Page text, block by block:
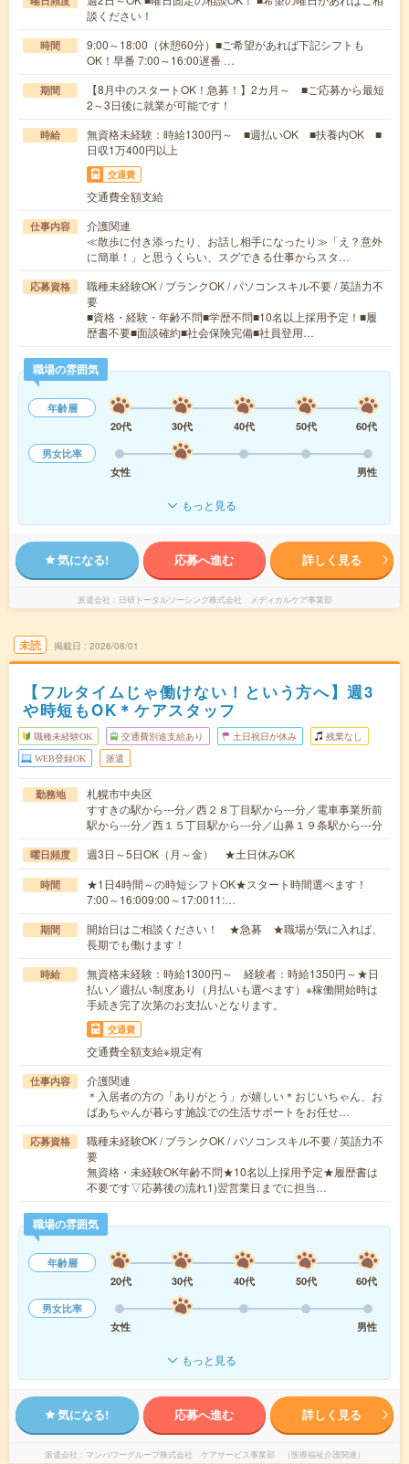
談ください！
時間
9:00～18:00（休憩60分）■ご希望があれば下記シフトも
OK！早番 7:00～16:00遅番 …
期間
【8月中のスタートOK！急募！】2カ月～ ■ご応募から最短
2～3日後に就業が可能です！
時給
無資格未経験：時給1300円～ ■週払いOK ■扶養内OK ■
日収1万400円以上
交通費
交通費全額支給
仕事内容
介護関連
≪散歩に付き添ったり、お話し相手になったり≫「え？意外
に簡単！」と思うくらい、スグできる仕事からスタ…
応募資格
職種未経験OK / ブランクOK / パソコンスキル不要 / 英語力不
要
■資格・経験・年齢不問■学歴不問■10名以上採用予定！■履
歴書不要■面談確約■社会保険完備■社員登用…
職場の雰囲気
年齢層
20代
30代 40代 50代
60代
男女比率
女性
男性
もっと見る
気になる! 応募へ進む 詳しく見る
派遣会社 日研トータルソーシング株式会社 メディカルケア事業部
未読 掲載日 2026/08/01
【フルタイムじゃ働けない！という方へ】週3
や時短もOK＊ケアスタッフ
職種未経験OK 交通費別途支給あり 土日祝日が休み 残業なし
WEB登録OK 派遣
勤務地
札幌市中央区
すすきの駅から---分／西２８丁目駅から---分／電車事業所前
駅から---分／西１５丁目駅から---分／山鼻１９条駅から---分
曜日頻度 週3日～5日OK（月～金） ★土日休みOK
時間
★1日4時間～の時短シフトOK★スタート時間選べます！
7:00～16:009:00～17:0011:…
期間
開始日はご相談ください！ ★急募 ★職場が気に入れば、
長期でも働けます！
時給
無資格未経験：時給1300円～ 経験者：時給1350円～★日
払い／週払い制度あり（月払いも選べます）※稼働開始時は
手続き完了次第のお支払いとなります。
交通費
交通費全額支給※規定有
仕事内容
介護関連
＊入居者の方の「ありがとう」が嬉しい＊おじいちゃん、お
ばあちゃんが暮らす施設での生活サポートをお任せ…
応募資格
職種未経験OK / ブランクOK / パソコンスキル不要 / 英語力不
要
無資格・未経験OK年齢不問★10名以上採用予定★履歴書は
不要です▽応募後の流れ1)翌営業日までに担当…
職場の雰囲気
年齢層
20代
30代 40代 50代
60代
男女比率
女性
男性
もっと見る
気になる! 応募へ進む 詳しく見る
派遣会社 マンパワーグループ株式会社 ケアサービス事業部 （医療福祉介護関連）